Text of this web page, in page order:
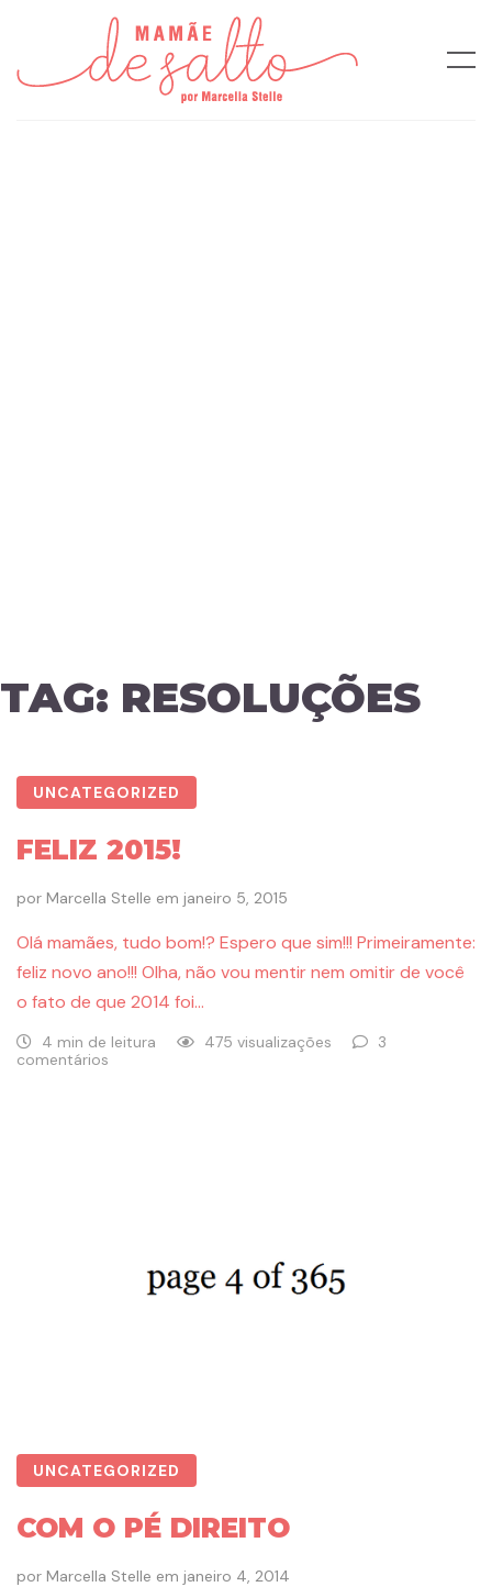
TAG: RESOLUÇÕES
UNCATEGORIZED
FELIZ 2015!
por Marcella Stelle em janeiro 5, 2015
Olá mamães, tudo bom!? Espero que sim!!! Primeiramente:
feliz novo ano!!! Olha, não vou mentir nem omitir de você
o fato de que 2014 foi…
4 min de leitura 475 visualizações
3
comentários
UNCATEGORIZED
COM O PÉ DIREITO
por Marcella Stelle em janeiro 4, 2014